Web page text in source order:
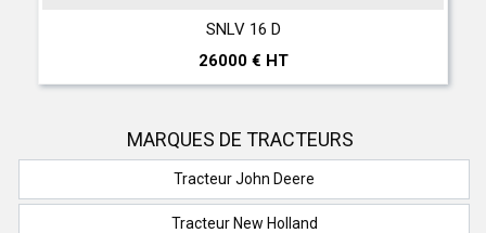
SNLV 16 D
26000 € HT
MARQUES DE TRACTEURS
Tracteur John Deere
Tracteur New Holland